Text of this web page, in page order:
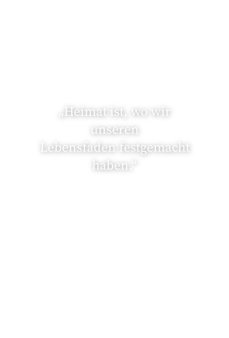
„Heimat ist, wo wir
unseren
Lebensfaden festgemacht
haben.“